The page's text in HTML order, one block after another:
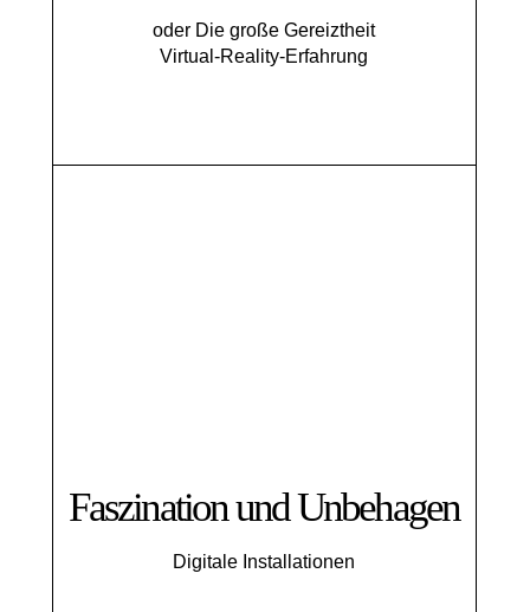
oder Die große Gereiztheit
Virtual-Reality-Erfahrung
Faszination und Unbehagen
Digitale Installationen